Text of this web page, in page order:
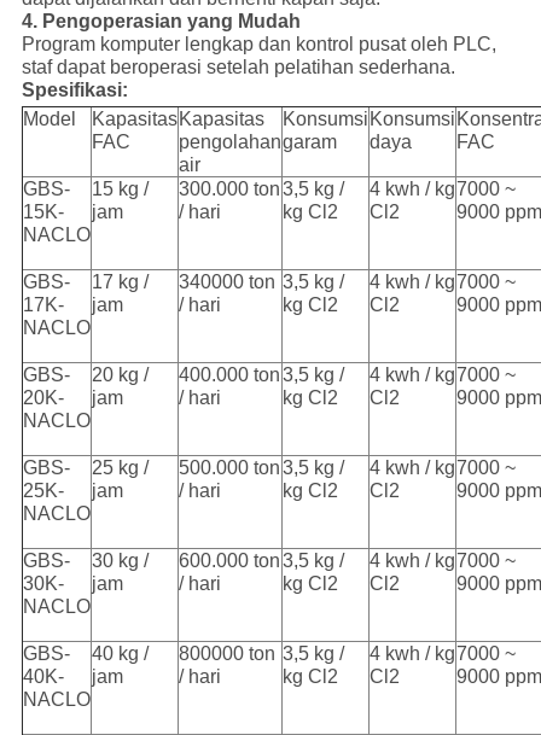
4. Pengoperasian yang Mudah
Program komputer lengkap dan kontrol pusat oleh PLC,
staf dapat beroperasi setelah pelatihan sederhana.
Spesifikasi:
Model
Kapasitas
FAC
Kapasitas
pengolahan
air
Konsumsi
garam
Konsumsi
daya
FAC
GBS-
15K-
NACLO
15 kg /
jam
300.000 ton
/ hari
3,5 kg /
kg Cl2
4 kwh / kg
Cl2
7000 ~
9000 ppm
GBS-
17K-
NACLO
17 kg /
jam
340000 ton
/ hari
3,5 kg /
kg Cl2
4 kwh / kg
Cl2
7000 ~
9000 ppm
GBS-
20K-
NACLO
20 kg /
jam
400.000 ton
/ hari
3,5 kg /
kg Cl2
4 kwh / kg
Cl2
7000 ~
9000 ppm
GBS-
25K-
NACLO
25 kg /
jam
500.000 ton
/ hari
3,5 kg /
kg Cl2
4 kwh / kg
Cl2
7000 ~
9000 ppm
GBS-
30K-
NACLO
30 kg /
jam
600.000 ton
/ hari
3,5 kg /
kg Cl2
4 kwh / kg
Cl2
7000 ~
9000 ppm
GBS-
40K-
NACLO
40 kg /
jam
800000 ton
/ hari
3,5 kg /
kg Cl2
4 kwh / kg
Cl2
7000 ~
9000 ppm